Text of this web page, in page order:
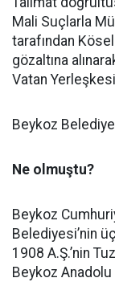
Mali Suçlarla
tarafından
gözaltına
Vatan
Beykoz
Ne olmuştu?
Beykoz
Belediyesi’nin
1908 A.Ş.’nin
Beykoz Anadolu